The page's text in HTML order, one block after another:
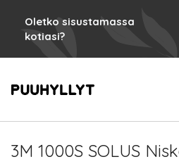
Oletko sisustamassa
kotiasi?
3M 1000S SOLUS